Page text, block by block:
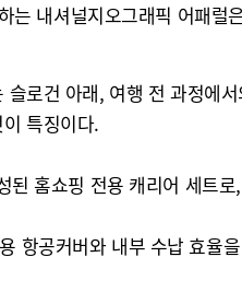
내셔널지오그래픽 어패럴
슬로건 아래, 여행 전 과정
특징이다.
홈쇼핑 전용 캐리어 세트
항공커버와 내부 수납 효율